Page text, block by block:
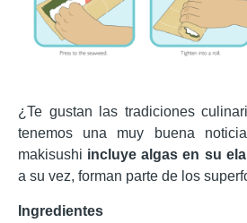
¿Te gustan las tradiciones
tenemos una muy buena
makisushi incluye algas en su
a su vez, forman parte de los
Ingredientes